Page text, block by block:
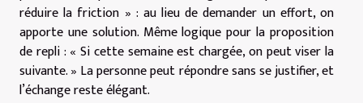
réduire la friction » : au lieu de demander un effort, on
apporte une solution. Même logique pour la proposition
de repli : « Si cette semaine est chargée, on peut viser la
suivante. » La personne peut répondre sans se justifier, et
l’échange reste élégant.